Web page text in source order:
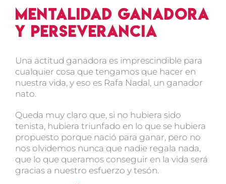
Mentalidad ganadora
y perseverancia
Una actitud ganadora es imprescindible para
cualquier cosa que tengamos que hacer en
nuestra vida, y eso es Rafa Nadal, un ganador
nato.
Queda muy claro que, si no hubiera sido
tenista, hubiera triunfado en lo que se hubiera
propuesto porque nació para ganar, pero no
nos olvidemos nunca que nadie regala nada,
que lo que queramos conseguir en la vida será
gracias a nuestro esfuerzo y tesón.